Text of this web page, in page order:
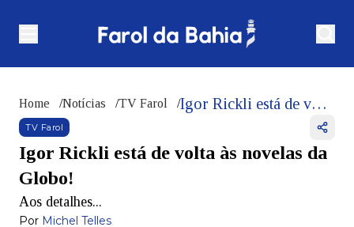
Home /Notícias /TV Farol / Igor Rickli está de volta às novelas da Globo!
TV Farol
Igor Rickli está de volta às novelas da
Globo!
Aos detalhes...
Por Michel Telles